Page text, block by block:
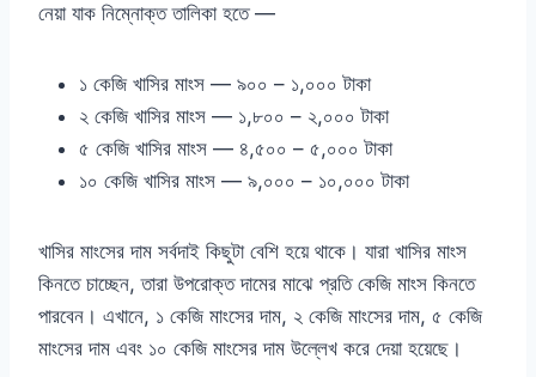
নেয়া যাক নিম্নোক্ত তালিকা হতে —
১ কেজি খাসির মাংস — ৯০০ – ১,০০০ টাকা
২ কেজি খাসির মাংস — ১,৮০০ – ২,০০০ টাকা
৫ কেজি খাসির মাংস — ৪,৫০০ – ৫,০০০ টাকা
১০ কেজি খাসির মাংস — ৯,০০০ – ১০,০০০ টাকা
খাসির মাংসের দাম সর্বদাই কিছুটা বেশি হয়ে থাকে। যারা খাসির মাংস
কিনতে চাচ্ছেন, তারা উপরোক্ত দামের মাঝে প্রতি কেজি মাংস কিনতে
পারবেন। এখানে, ১ কেজি মাংসের দাম, ২ কেজি মাংসের দাম, ৫ কেজি
মাংসের দাম এবং ১০ কেজি মাংসের দাম উল্লেখ করে দেয়া হয়েছে।